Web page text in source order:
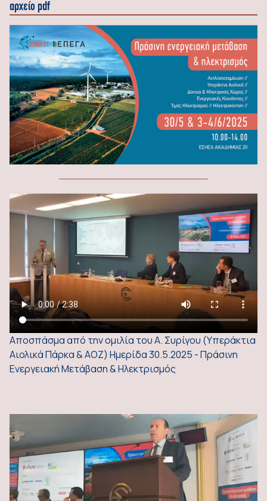
αρχείο pdf
Αποσπάσμα από την ομιλία του Α. Συρίγου (Υπεράκτια
Αιολικά Πάρκα & ΑΟΖ) Ημερίδα 30.5.2025 - Πράσινη
Ενεργειακή Μετάβαση & Ηλεκτρισμός